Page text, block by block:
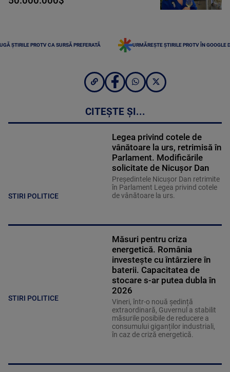
ȘTIRILE PROTV CA SURSĂ PREFERATĂ URMĂREȘTE ȘTIRILE PROTV ÎN GOOGLE
CITEȘTE ȘI...
STIRI POLITICE
Legea privind cotele de
vânătoare la urs, retrimisă în
Parlament. Modificările
solicitate de Nicușor Dan
Președintele Nicușor Dan retrimite
în Parlament Legea privind cotele
de vânătoare la urs.
STIRI POLITICE
Măsuri pentru criza
energetică. România
investește cu întârziere în
baterii. Capacitatea de
stocare s-ar putea dubla în
2026
Vineri, într-o nouă ședință
extraordinară, Guvernul a stabilit
măsurile posibile de reducere a
consumului giganților industriali,
în caz de criză energetică.